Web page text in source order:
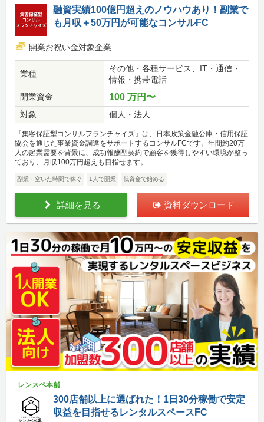
融資実績100億円超えのノウハウあり！副業で
も月収＋50万円が可能なコンサルFC
開業お祝い金対象企業
業種
その他・各種サービス、IT・通信・
情報・携帯電話
開業資金
100 万円〜
対象 個人・法人
『集客保証型コンサルフランチャイズ』は、日本政策金融公庫・信用保証
協会を通じた事業資金調達をサポートするコンサルFCです。年間約20万
人の起業需要を背景に、成功報酬型契約で顧客を獲得しやすい環境が整っ
ており、月収100万円超えも目指せます。
副業・空いた時間で稼ぐ 1人で開業 低資金で始める
詳細を見る 資料ダウンロード
レンスペ本舗
300店舗以上に選ばれた！1日30分稼働で安定
収益を目指せるレンタルスペースFC